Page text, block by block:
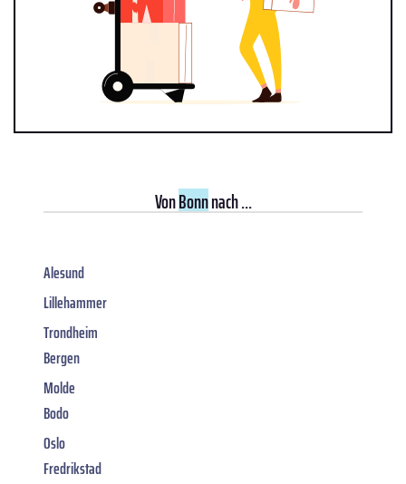
VonBonnnach ...
Alesund
Lillehammer
Trondheim
Bergen
Molde
Bodo
Oslo
Fredrikstad